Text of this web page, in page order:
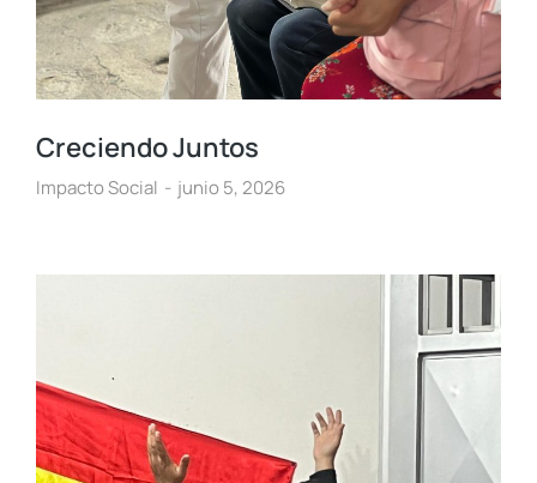
Creciendo Juntos
Impacto Social junio 5, 2026